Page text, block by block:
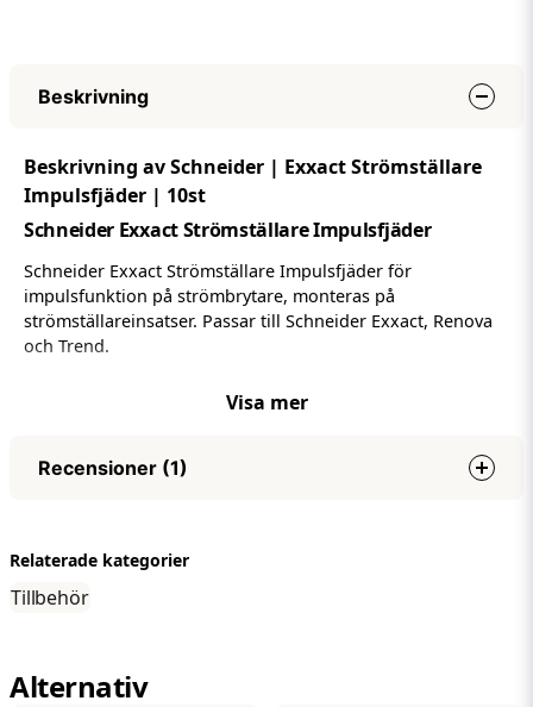
Alternativ
Beskrivning
Beskrivning av Schneider | Exxact Strömställare
Impulsfjäder | 10st
Schneider Exxact Strömställare Impulsfjäder
Schneider Exxact Strömställare Impulsfjäder för
impulsfunktion på strömbrytare, monteras på
strömställareinsatser. Passar till Schneider Exxact, Renova
och Trend.
Visa mer
Recensioner (1)
Valdas
för 5 månader sedan
Relaterade kategorier
Tillbehör